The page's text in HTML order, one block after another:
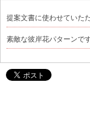
提案文書に使わせていた
素敵な彼岸花パターンで